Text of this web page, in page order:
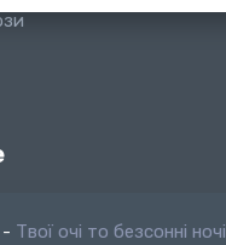
- Твої очі то безсонні ночі